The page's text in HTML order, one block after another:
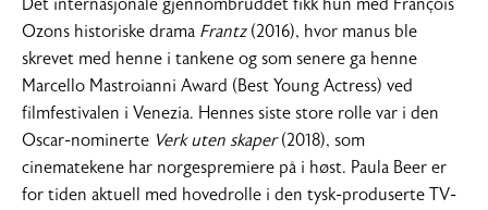
Det internasjonale gjennombruddet fikk hun med François
Ozons historiske drama Frantz(2016), hvor manus ble
skrevet med henne i tankene og som senere ga henne
Marcello Mastroianni Award (Best Young Actress) ved
filmfestivalen i Venezia. Hennes siste store rolle var i den
Oscar-nominerte Verk uten skaper(2018), som
cinematekene har norgespremiere på i høst. Paula Beer er
for tiden aktuell med hovedrolle i den tysk-produserte TV-